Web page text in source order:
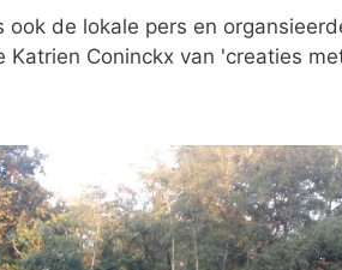
de lokale pers en
Katrien Coninckx van 'creaties